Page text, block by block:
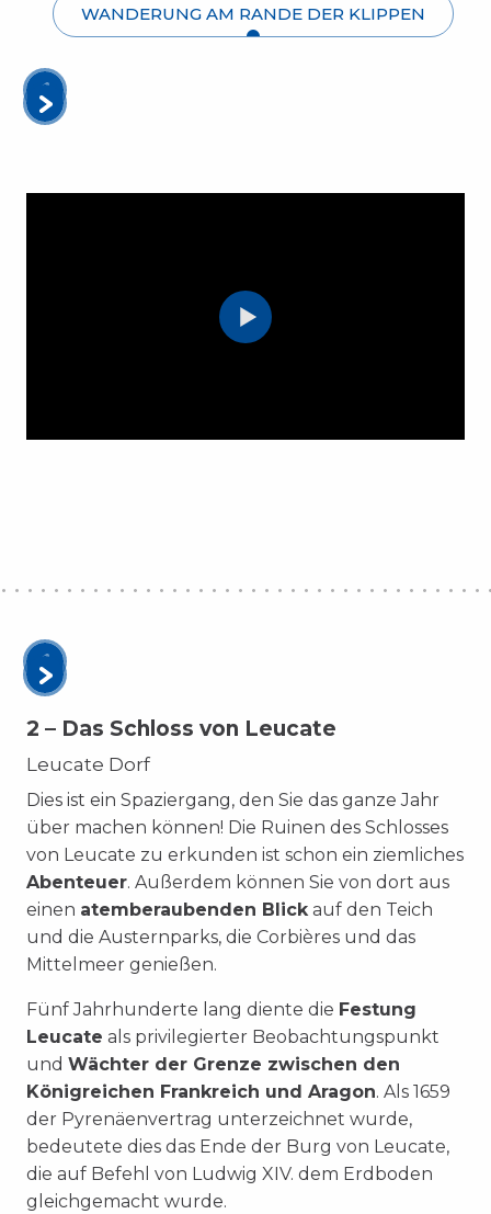
WANDERUNG AM RANDE DER KLIPPEN
2 – Das Schloss von Leucate
Leucate Dorf
Dies ist ein Spaziergang, den Sie das ganze Jahr
über machen können! Die Ruinen des Schlosses
von Leucate zu erkunden ist schon ein ziemliches
Abenteuer. Außerdem können Sie von dort aus
einen atemberaubenden Blickauf den Teich
und die Austernparks, die Corbières und das
Mittelmeer genießen.
Fünf Jahrhunderte lang diente die Festung
Leucate als privilegierter Beobachtungspunkt
und Wächter der Grenze zwischen den
Königreichen Frankreich und Aragon. Als 1659
der Pyrenäenvertrag unterzeichnet wurde,
bedeutete dies das Ende der Burg von Leucate,
die auf Befehl von Ludwig XIV. dem Erdboden
gleichgemacht wurde.